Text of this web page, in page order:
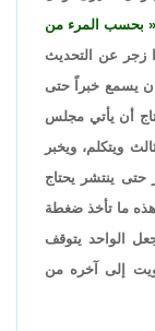
بحسب المرء من
زجر عن التحديث
يسمع خبراً حتى
أن يأتي مجلس
ويتكلم، ويخبر
حتى ينتشر يحتاج
هذه ما تأخذ ضغطة
الواحد يتوقف
إلى آخره من